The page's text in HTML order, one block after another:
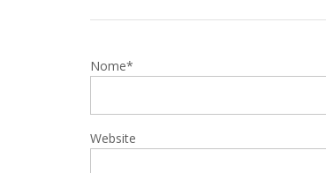
Nome*
Website